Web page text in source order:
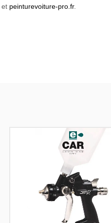
et peinturevoiture-pro.fr.